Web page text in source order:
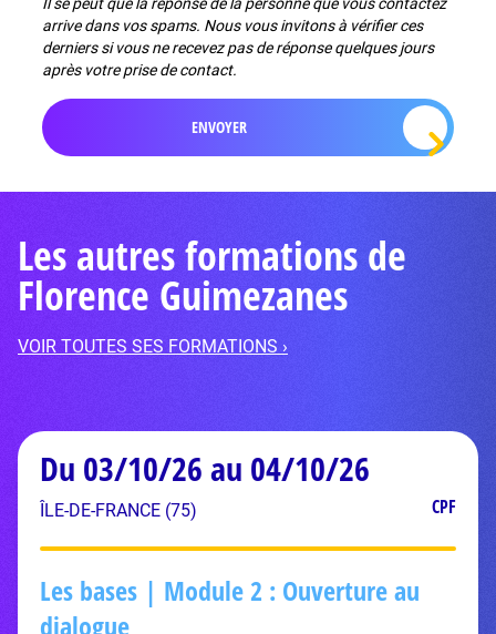
arrive dans vos spams. Nous vous invitons à vérifier ces
derniers si vous ne recevez pas de réponse quelques jours
après votre prise de contact.
Les autres formations de
Florence Guimezanes
VOIR TOUTES SES FORMATIONS ›
Du 03/10/26 au 04/10/26
ÎLE-DE-FRANCE (75) CPF
Les bases | Module 2 : Ouverture au
dialogue